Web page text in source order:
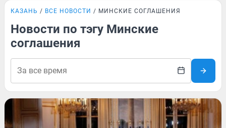
КАЗАНЬ ВСЕ НОВОСТИ МИНСКИЕ СОГЛАШЕНИЯ
Новости по тэгу Минские
соглашения